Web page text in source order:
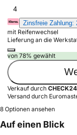
4
Zinsfreie Zahlung:
mit Reifenwechsel
Lieferung an die
von 78% gewählt
Verkauf durch CHECK24
Versand durch
8 Optionen ansehen
Auf einen Blick